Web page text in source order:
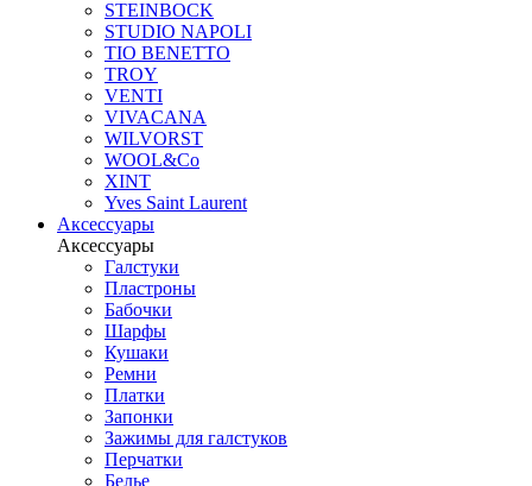
STEINBOCK
STUDIO NAPOLI
TIO BENETTO
TROY
VENTI
VIVACANA
WILVORST
WOOL&Co
XINT
Yves Saint Laurent
Аксессуары
Аксессуары
Галстуки
Пластроны
Бабочки
Шарфы
Кушаки
Ремни
Платки
Запонки
Зажимы для галстуков
Перчатки
Белье